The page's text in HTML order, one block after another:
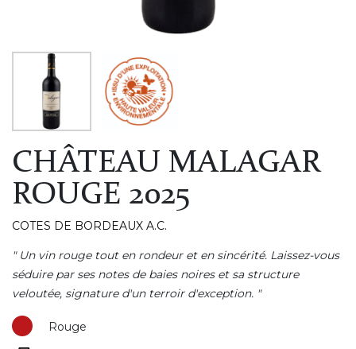
CHÂTEAU MALAGAR
ROUGE 2025
COTES DE BORDEAUX A.C.
" Un vin rouge tout en rondeur et en sincérité. Laissez-vous
séduire par ses notes de baies noires et sa structure
veloutée, signature d'un terroir d'exception. "
Rouge